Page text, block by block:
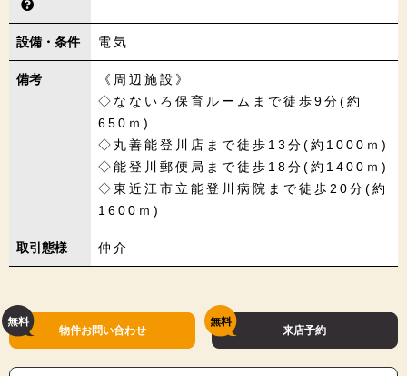
設備・条件 電気
備考
《周辺施設》
◇なないろ保育ルームまで徒歩9分(約
650ｍ)
◇丸善能登川店まで徒歩13分(約1000ｍ)
◇能登川郵便局まで徒歩18分(約1400ｍ)
◇東近江市立能登川病院まで徒歩20分(約
1600ｍ)
取引態様 仲介
物件お問い合わせ 来店予約